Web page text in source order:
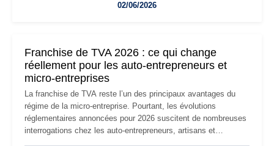
les auto-entrepreneurs devront s'adapter à un environnement
02/06/2026
Franchise de TVA 2026 : ce qui change
réellement pour les auto-entrepreneurs et
micro-entreprises
La franchise de TVA reste l’un des principaux avantages du
régime de la micro-entreprise. Pourtant, les évolutions
réglementaires annoncées pour 2026 suscitent de nombreuses
interrogations chez les auto-entrepreneurs, artisans et